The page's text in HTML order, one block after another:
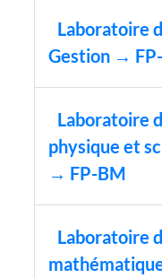
Laboratoire
Gestion →
Laboratoire
physique et
→ FP-BM
Laboratoire